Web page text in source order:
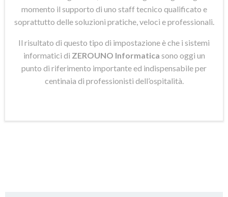
momento il supporto di uno staff tecnico qualificato e
soprattutto delle soluzioni pratiche, veloci e professionali.
Il risultato di questo tipo di impostazione è che i sistemi
informatici di ZEROUNO Informatica sono oggi un
punto di riferimento importante ed indispensabile per
centinaia di professionisti dell’ospitalità.